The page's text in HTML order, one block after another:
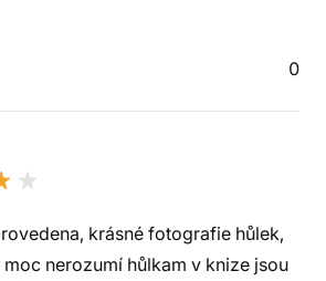
0
krásné fotografie hůlek,
nerozumí hůlkam v knize jsou